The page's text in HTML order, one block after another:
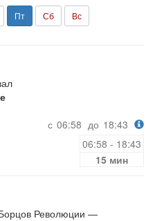
Пт Сб Вс
с 06:58 до 18:43
06:58 - 18:43
15 мин
Революции —